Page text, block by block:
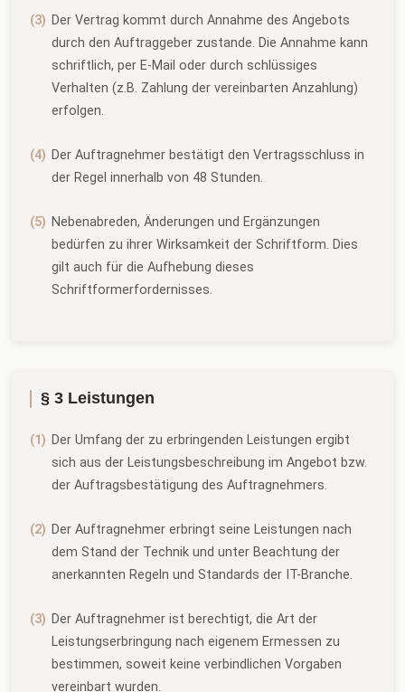
Der Vertrag kommt durch Annahme des Angebots
durch den Auftraggeber zustande. Die Annahme kann
schriftlich, per E-Mail oder durch schlüssiges
Verhalten (z.B. Zahlung der vereinbarten Anzahlung)
erfolgen.
Der Auftragnehmer bestätigt den Vertragsschluss in
der Regel innerhalb von 48 Stunden.
Nebenabreden, Änderungen und Ergänzungen
bedürfen zu ihrer Wirksamkeit der Schriftform. Dies
gilt auch für die Aufhebung dieses
Schriftformerfordernisses.
§ 3 Leistungen
Der Umfang der zu erbringenden Leistungen ergibt
sich aus der Leistungsbeschreibung im Angebot bzw.
der Auftragsbestätigung des Auftragnehmers.
Der Auftragnehmer erbringt seine Leistungen nach
dem Stand der Technik und unter Beachtung der
anerkannten Regeln und Standards der IT-Branche.
Der Auftragnehmer ist berechtigt, die Art der
Leistungserbringung nach eigenem Ermessen zu
bestimmen, soweit keine verbindlichen Vorgaben
vereinbart wurden.